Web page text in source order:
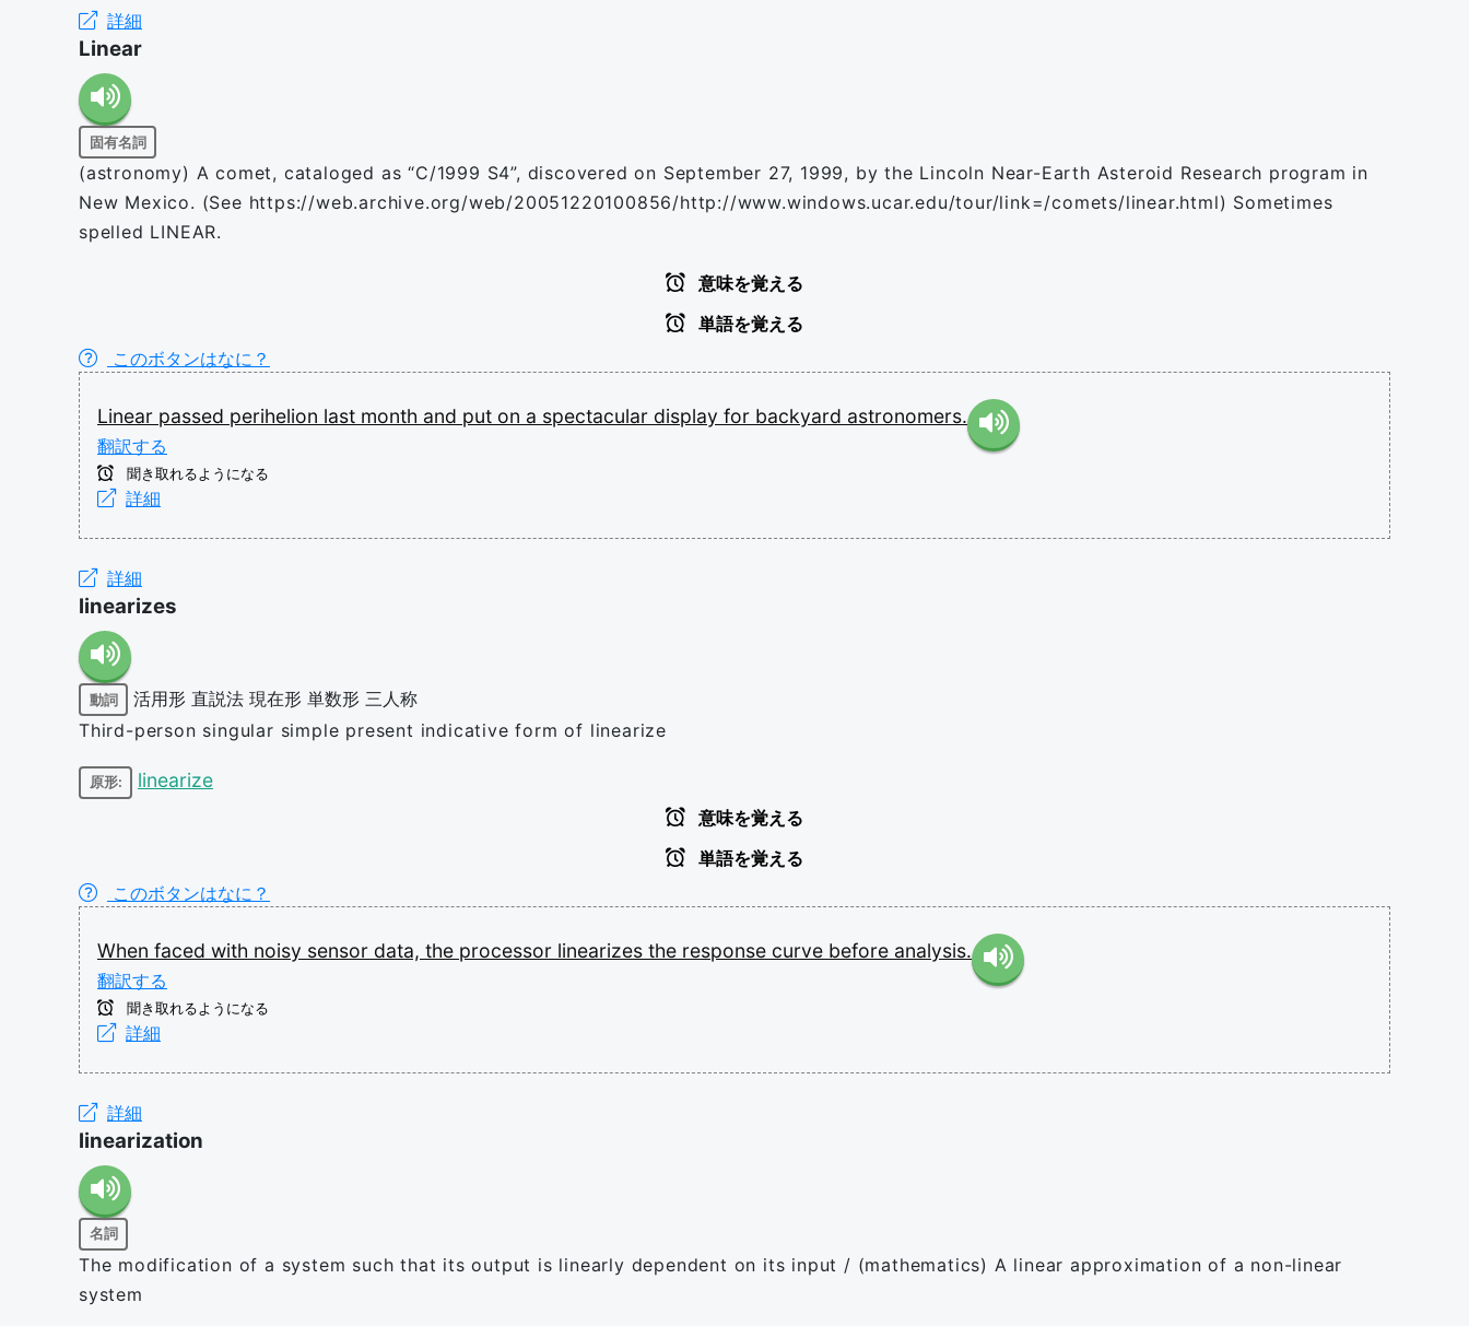
詳細
Linear
固有名詞
(astronomy) A comet, cataloged as “C/1999 S4”, discovered on September 27, 1999, by the Lincoln Near-Earth Asteroid Research program in
New Mexico. (See https://web.archive.org/web/20051220100856/http://www.windows.ucar.edu/tour/link=/comets/linear.html) Sometimes
spelled LINEAR.
意味を覚える
単語を覚える
このボタンはなに？
Linear passed perihelion last month and put on a spectacular display for backyard astronomers.
翻訳する
聞き取れるようになる
詳細
詳細
linearizes
動詞 活用形 直説法 現在形 単数形 三人称
Third-person singular simple present indicative form of linearize
原形: linearize
意味を覚える
単語を覚える
このボタンはなに？
When faced with noisy sensor data, the processor linearizes the response curve before analysis.
翻訳する
聞き取れるようになる
詳細
詳細
linearization
名詞
The modification of a system such that its output is linearly dependent on its input / (mathematics) A linear approximation of a non-linear
system